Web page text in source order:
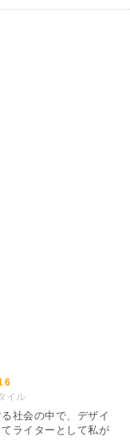
イル
社会の中で、デザイ
ライターとして私が